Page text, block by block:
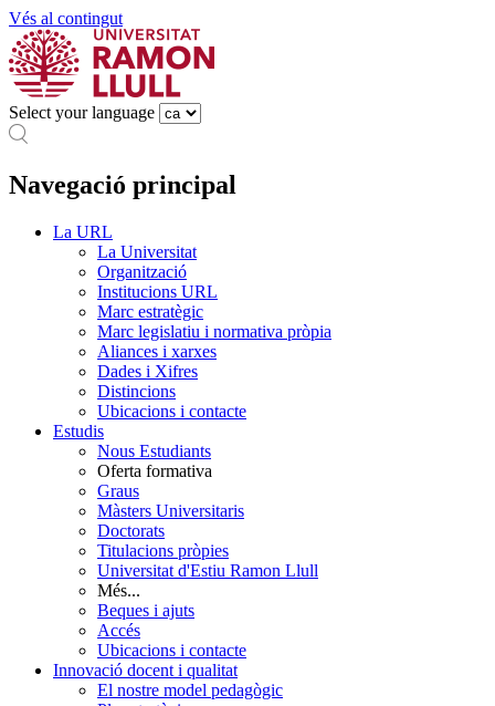
Vés al contingut
Select your language
Navegació principal
La URL
La Universitat
Organització
Institucions URL
Marc estratègic
Marc legislatiu i normativa pròpia
Aliances i xarxes
Dades i Xifres
Distincions
Ubicacions i contacte
Estudis
Nous Estudiants
Oferta formativa
Graus
Màsters Universitaris
Doctorats
Titulacions pròpies
Universitat d'Estiu Ramon Llull
Més...
Beques i ajuts
Accés
Ubicacions i contacte
Innovació docent i qualitat
El nostre model pedagògic